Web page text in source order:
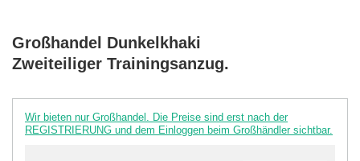
Großhandel Dunkelkhaki
Zweiteiliger Trainingsanzug.
Wir bieten nur Großhandel. Die Preise sind erst nach der
REGISTRIERUNG und dem Einloggen beim Großhändler sichtbar.